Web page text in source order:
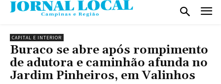
CAPITAL E INTERIOR
Buraco se abre após rompimento
de adutora e caminhão afunda no
Jardim Pinheiros, em Valinhos